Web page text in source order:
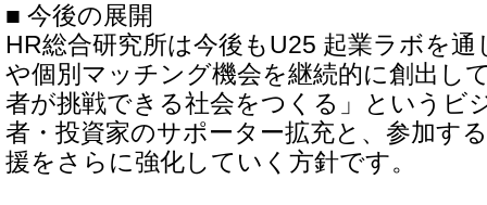
■ 今後の展開
HR総合研究所は今後もU25 起業ラボを
や個別マッチング機会を継続的に創出し
者が挑戦できる社会をつくる」というビ
者・投資家のサポーター拡充と、参加す
援をさらに強化していく方針です。